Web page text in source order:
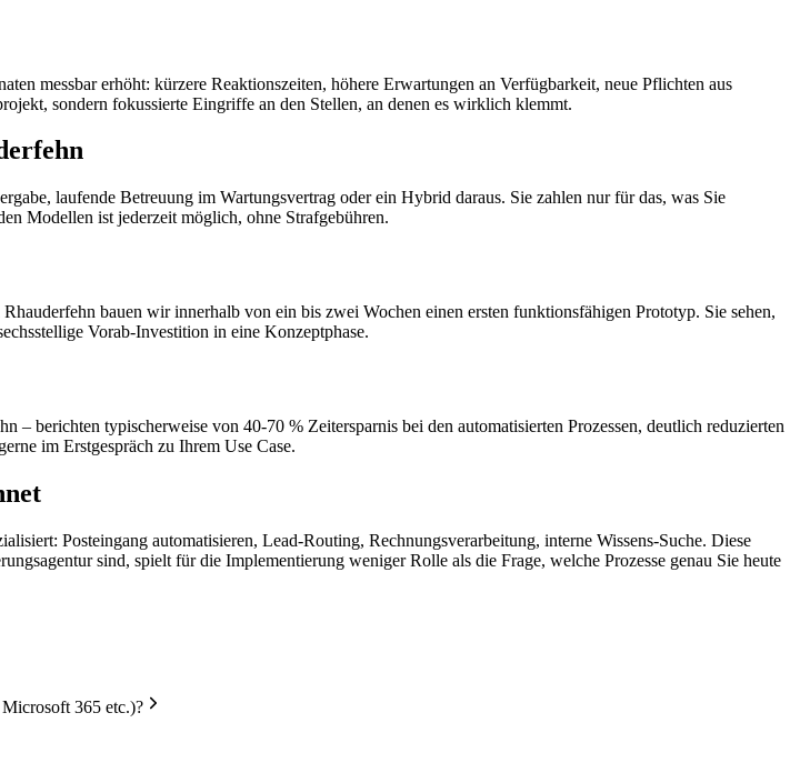
messbar erhöht: kürzere Reaktionszeiten, höhere Erwartungen an Verfügbarkeit, neue Pflichten aus
sondern fokussierte Eingriffe an den Stellen, an denen es wirklich klemmt.
laufende Betreuung im Wartungsvertrag oder ein Hybrid daraus. Sie zahlen nur für das, was Sie
Modellen ist jederzeit möglich, ohne Strafgebühren.
bauen wir innerhalb von ein bis zwei Wochen einen ersten funktionsfähigen Prototyp. Sie sehen,
Vorab-Investition in eine Konzeptphase.
berichten typischerweise von 40-70 % Zeitersparnis bei den automatisierten Prozessen, deutlich reduzierten
im Erstgespräch zu Ihrem Use Case.
Posteingang automatisieren, Lead-Routing, Rechnungsverarbeitung, interne Wissens-Suche. Diese
sind, spielt für die Implementierung weniger Rolle als die Frage, welche Prozesse genau Sie heute
365 etc.)?